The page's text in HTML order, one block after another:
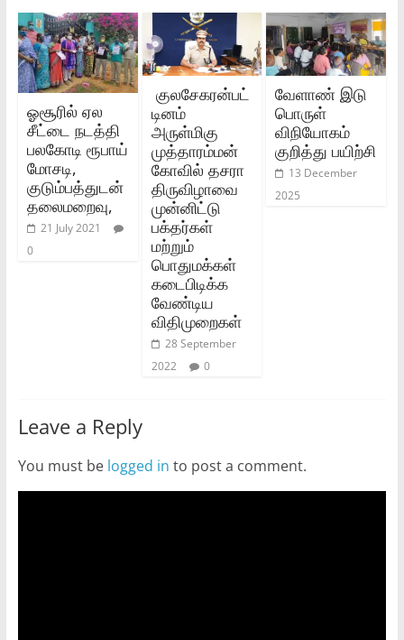
ஓசூரில் ஏல
சீட்டை நடத்தி
பலகோடி ரூபாய்
மோசடி,
குடும்பத்துடன்
தலைமறைவு,
21 July 2021
0
குலசேகரன்பட்
டினம்
அருள்மிகு
முத்தாரம்மன்
கோவில் தசரா
திருவிழாவை
முன்னிட்டு
பக்தர்கள்
மற்றும்
பொதுமக்கள்
கடைபிடிக்க
வேண்டிய
விதிமுறைகள்
28 September
2022
0
வேளாண் இடு
பொருள்
விநியோகம்
குறித்து பயிற்சி
13 December
2025
Leave a Reply
You must be logged in to post a comment.